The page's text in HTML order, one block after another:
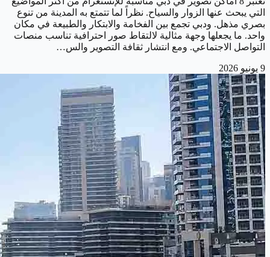
التي يبحث عنها الزوار والسياح. نظراً لما تتمتع به المدينة من تنوع
بصري مذهل. ودبي تجمع بين الفخامة والابتكار والطبيعة في مكان
واحد. ما يجعلها وجهة مثالية لالتقاط صور احترافية تناسب منصات
التواصل الاجتماعي. ومع انتشار ثقافة التصوير والس…
9 يونيو 2026